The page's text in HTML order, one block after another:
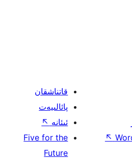
↖
قاتناشقان
پائالىيەت
ئىئانە ↖
Five for the
Future